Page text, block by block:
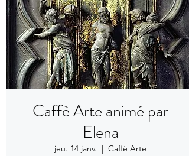
Caffè Arte animé par
Elena
jeu. 14 janv.
  |
Caffè Arte